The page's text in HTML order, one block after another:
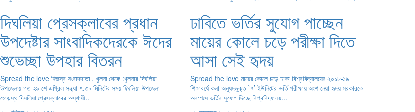
দিঘলিয়া প্রেসক্লাবের প্রধান
উপদেষ্টার সাংবাদিকদেরকে ঈদের
শুভেচ্ছা উপহার বিতরন
Spread the love নিজস্ব সংবাদদাতা , খুলনা থেকে :খুলনার দিঘলিয়া
উপজেলায় গত ২৯ শে এপ্রিল সন্ধ্যা ৭.৩০ মিনিটের সময় দিঘলিয়া উপজেলা
মোড়স্থ দিঘলিয়া প্রেসক্লাবের অস্থায়ী...
ঢাবিতে ভর্তির সুযোগ পাচ্ছেন
মায়ের কোলে চড়ে পরীক্ষা দিতে
আসা সেই হৃদয়
Spread the love মায়ের কোলে চড়ে ঢাকা বিশ্ববিদ্যালয়ের ২০১৮-১৯
শিক্ষাবর্ষে কলা অনুষদভুক্ত `খ’ ইউনিটের ভর্তি পরীক্ষায় অংশ নেয়া হৃদয় সরকারকে
অবশেষে ভর্তির সুযোগ দিচ্ছে বিশ্ববিদ্যালয়...